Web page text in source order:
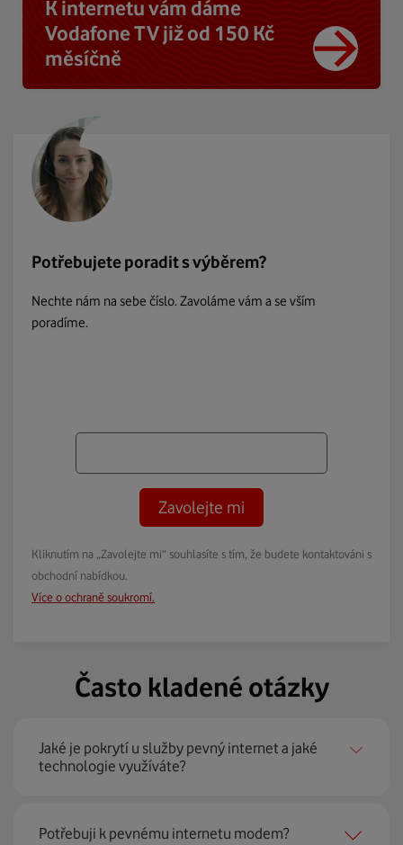
K internetu vám dáme
Vodafone TV již od 150 Kč
měsíčně
Potřebujete poradit s výběrem?
Nechte nám na sebe číslo. Zavoláme vám a se vším
poradíme.
Zavolejte mi
Kliknutím na „Zavolejte mi“ souhlasíte s tím, že budete kontaktováni s
obchodní nabídkou.
Více o ochraně soukromí.
Často kladené otázky
Jaké je pokrytí u služby pevný internet a jaké
technologie využíváte?
Pevný internet můžeme nabídnout
Potřebuji k pevnému internetu modem?